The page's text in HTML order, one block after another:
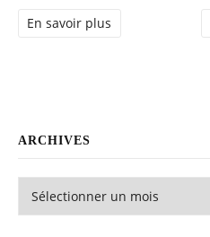
En savoir plus
ARCHIVES
Archives